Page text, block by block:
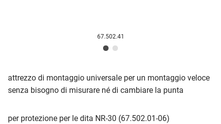
67.502.41
attrezzo di montaggio universale per un montaggio veloce
senza bisogno di misurare né di cambiare la punta
per protezione per le dita NR-30 (67.502.01-06)